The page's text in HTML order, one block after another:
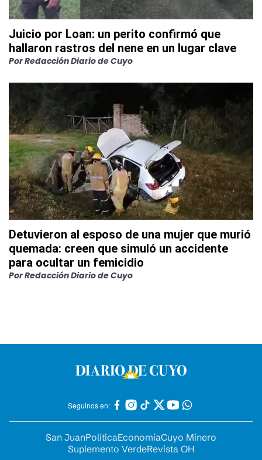
Juicio por Loan: un perito confirmó que
hallaron rastros del nene en un lugar clave
PorRedacción Diario de Cuyo
Detuvieron al esposo de una mujer que murió
quemada: creen que simuló un accidente
para ocultar un femicidio
PorRedacción Diario de Cuyo
Seguinos en:
San JuanPolíticaEconomíaCuyo Minero
Suplemento VerdeRevista OH